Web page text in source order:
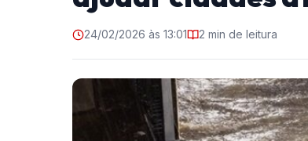
24/02/2026 às 13:01 2 min de leitura